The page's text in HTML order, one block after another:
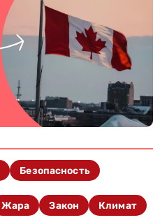
Безопасность
Жара Закон Климат